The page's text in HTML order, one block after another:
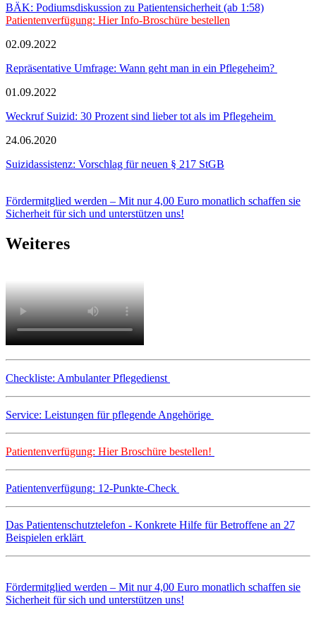
BÄK: Podiumsdiskussion zu Patientensicherheit (ab 1:58)
Patientenverfügung: Hier Info-Broschüre bestellen
02.09.2022
Repräsentative Umfrage: Wann geht man in ein Pflegeheim?
01.09.2022
Weckruf Suizid: 30 Prozent sind lieber tot als im Pflegeheim
24.06.2020
Suizidassistenz: Vorschlag für neuen § 217 StGB
Fördermitglied werden – Mit nur 4,00 Euro monatlich schaffen sie
Sicherheit für sich und unterstützen uns!
Weiteres
Checkliste: Ambulanter Pflegedienst
Service: Leistungen für pflegende Angehörige
Patientenverfügung: Hier Broschüre bestellen!
Patientenverfügung: 12-Punkte-Check
Das Patientenschutztelefon - Konkrete Hilfe für Betroffene an 27
Beispielen erklärt
Fördermitglied werden – Mit nur 4,00 Euro monatlich schaffen sie
Sicherheit für sich und unterstützen uns!